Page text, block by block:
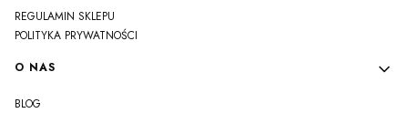
REGULAMIN SKLEPU
POLITYKA PRYWATNOŚCI
O NAS
BLOG